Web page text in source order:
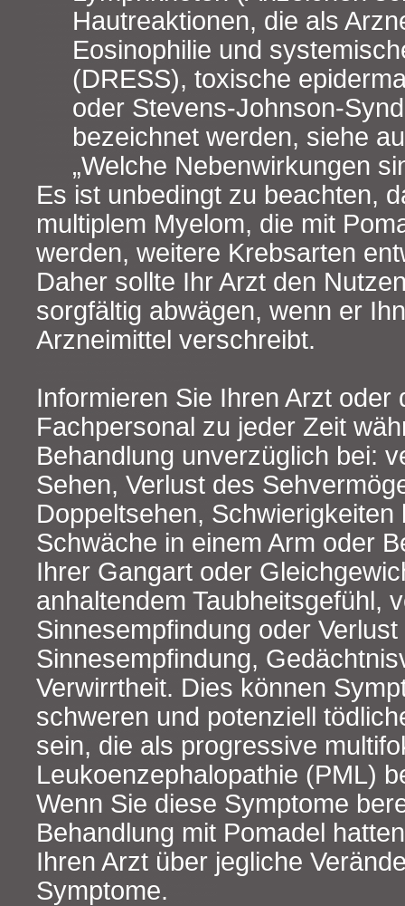
Hautreaktionen, die als
Eosinophilie und
(DRESS), toxische
oder Stevens-Johnson-
bezeichnet werden, siehe
„Welche Nebenwirkungen
Es ist unbedingt zu beachten,
multiplem Myelom, die mit
werden, weitere Krebsarten
Daher sollte Ihr Arzt den
sorgfältig abwägen, wenn er
Arzneimittel verschreibt.
Informieren Sie Ihren Arzt oder
Fachpersonal zu jeder Zeit
Behandlung unverzüglich bei:
Sehen, Verlust des
Doppeltsehen, Schwierigkeiten
Schwäche in einem Arm oder
Ihrer Gangart oder
anhaltendem Taubheitsgefühl,
Sinnesempfindung oder Verlust
Sinnesempfindung,
Verwirrtheit. Dies können
schweren und potenziell
sein, die als progressive
Leukoenzephalopathie (PML)
Wenn Sie diese Symptome
Behandlung mit Pomadel
Ihren Arzt über jegliche
Symptome.